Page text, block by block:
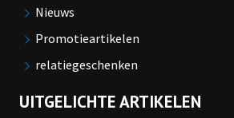
Nieuws
Promotieartikelen
relatiegeschenken
UITGELICHTE ARTIKELEN